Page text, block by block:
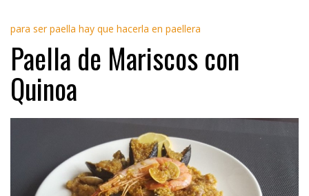
para ser paella hay que hacerla en paellera
Paella de Mariscos con
Quinoa